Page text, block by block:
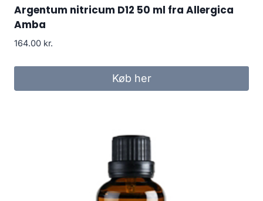
Argentum nitricum D12 50 ml fra Allergica
Amba
164.00 kr.
Køb her